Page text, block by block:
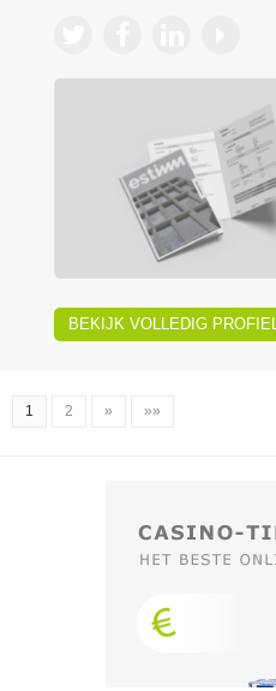
BEKIJK VOLLEDIG PROFIEL
1 2 » »»